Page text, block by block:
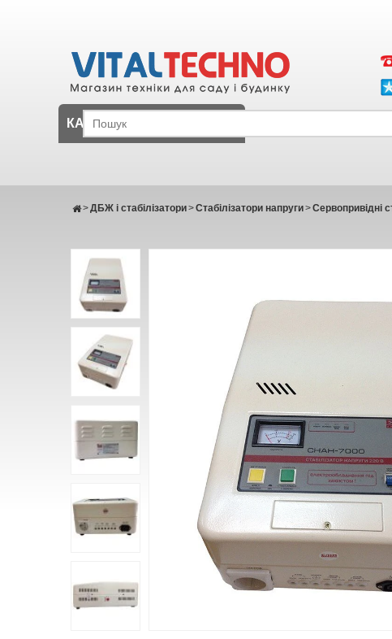
КАТАЛОГ
ДБЖ і стабілізатори
> Стабілізатори напруги
> Сервопривідні
>